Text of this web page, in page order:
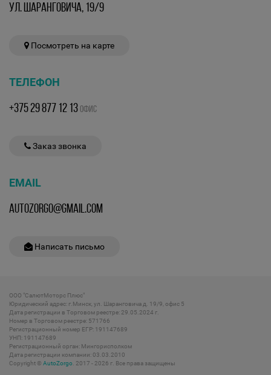
УЛ. ШАРАНГОВИЧА, 19/9
Посмотреть на карте
ТЕЛЕФОН
+375 29 877 12 13 ОФИС
Заказ звонка
EMAIL
AUTOZORGO@GMAIL.COM
Написать письмо
ООО "СалютМоторс Плюс"
Юридический адрес: г.Минск, ул. Шаранговича д. 19/9, офис 5
Дата регистрации в Торговом реестре: 29.05.2024 г.
Номер в Торговом реестре: 571766
Регистрационный номер ЕГР: 191147689
УНП: 191147689
Регистрационный орган: Мингорисполком
Дата регистрации компании: 03.03.2010
Copyright © AutoZorgo . 2017 - 2026 г. Все права защищены